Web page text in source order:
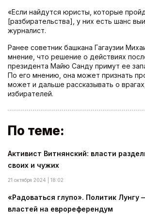
«Если найдутся юристы, которые
[разбирательства], у них есть шанс
журналист.
Ранее советник башкана Гагаузии
мнение, что решение о действиях
президента Майю Санду примут ее
По его мнению, она может признать
может и дальше рассказывать о
избирателей.
По теме:
Активист Витнянский: власти
своих и чужих
21 октября 2024 | 18:02
«Радоваться глупо». Политик Лунгу
властей на еврореферендум